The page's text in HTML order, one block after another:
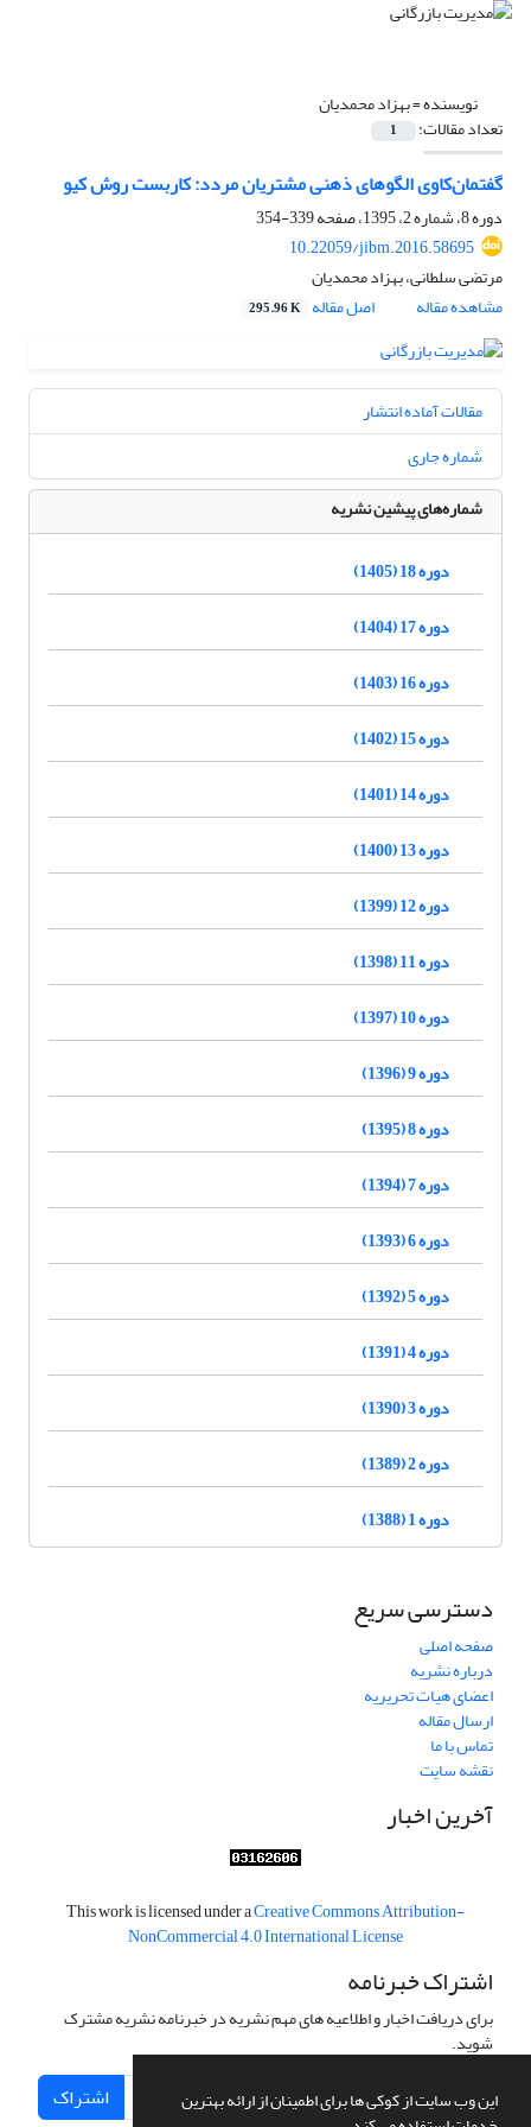
این وب سایت از کوکی ها برای اطمینان از ارائه بهترین
نویسنده =بهزاد محمدیان
تعداد مقالات: 1
گفتمان‌کاوی الگوهای ذهنی مشتریان مردد: کاربست روش کیو
دوره 8، شماره 2، 1395، صفحه
339-354
10.22059/jibm.2016.58695
مرتضی سلطانی، بهزاد محمدیان
مشاهده مقاله
اصل مقاله 295.96 K
مقالات آماده انتشار
شماره جاری
شماره‌های پیشین نشریه
دوره 18 (1405)
دوره 17 (1404)
دوره 16 (1403)
دوره 15 (1402)
دوره 14 (1401)
دوره 13 (1400)
دوره 12 (1399)
دوره 11 (1398)
دوره 10 (1397)
دوره 9 (1396)
دوره 8 (1395)
دوره 7 (1394)
دوره 6 (1393)
دوره 5 (1392)
دوره 4 (1391)
دوره 3 (1390)
دوره 2 (1389)
دوره 1 (1388)
دسترسی سریع
صفحه اصلی
درباره نشریه
اعضای هیات تحریریه
ارسال مقاله
تماس با ما
نقشه سایت
آخرین اخبار
This work is licensed under aCreative Commons Attribution-
NonCommercial 4.0 International License
اشتراک خبرنامه
برای دریافت اخبار و اطلاعیه های مهم نشریه در خبرنامه نشریه مشترک
شوید.
اشتراک